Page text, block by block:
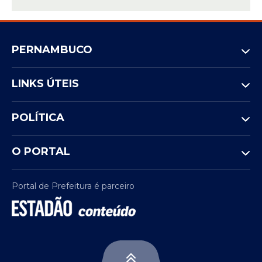
PERNAMBUCO
LINKS ÚTEIS
POLÍTICA
O PORTAL
Portal de Prefeitura é parceiro